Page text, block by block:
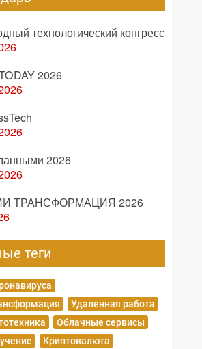
технологический конгресс
2026
2026
ТРАНСФОРМАЦИЯ 2026
теги
Удаленная работа
Облачные сервисы
Криптовалюта